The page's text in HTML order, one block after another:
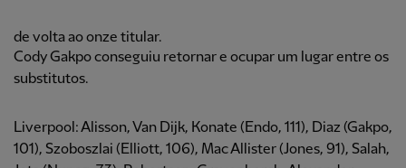
de volta ao onze titular.
Cody Gakpo conseguiu retornar e ocupar um lugar entre os
substitutos.
Liverpool: Alisson, Van Dijk, Konate (Endo, 111), Diaz (Gakpo,
101), Szoboszlai (Elliott, 106), Mac Allister (Jones, 91), Salah,